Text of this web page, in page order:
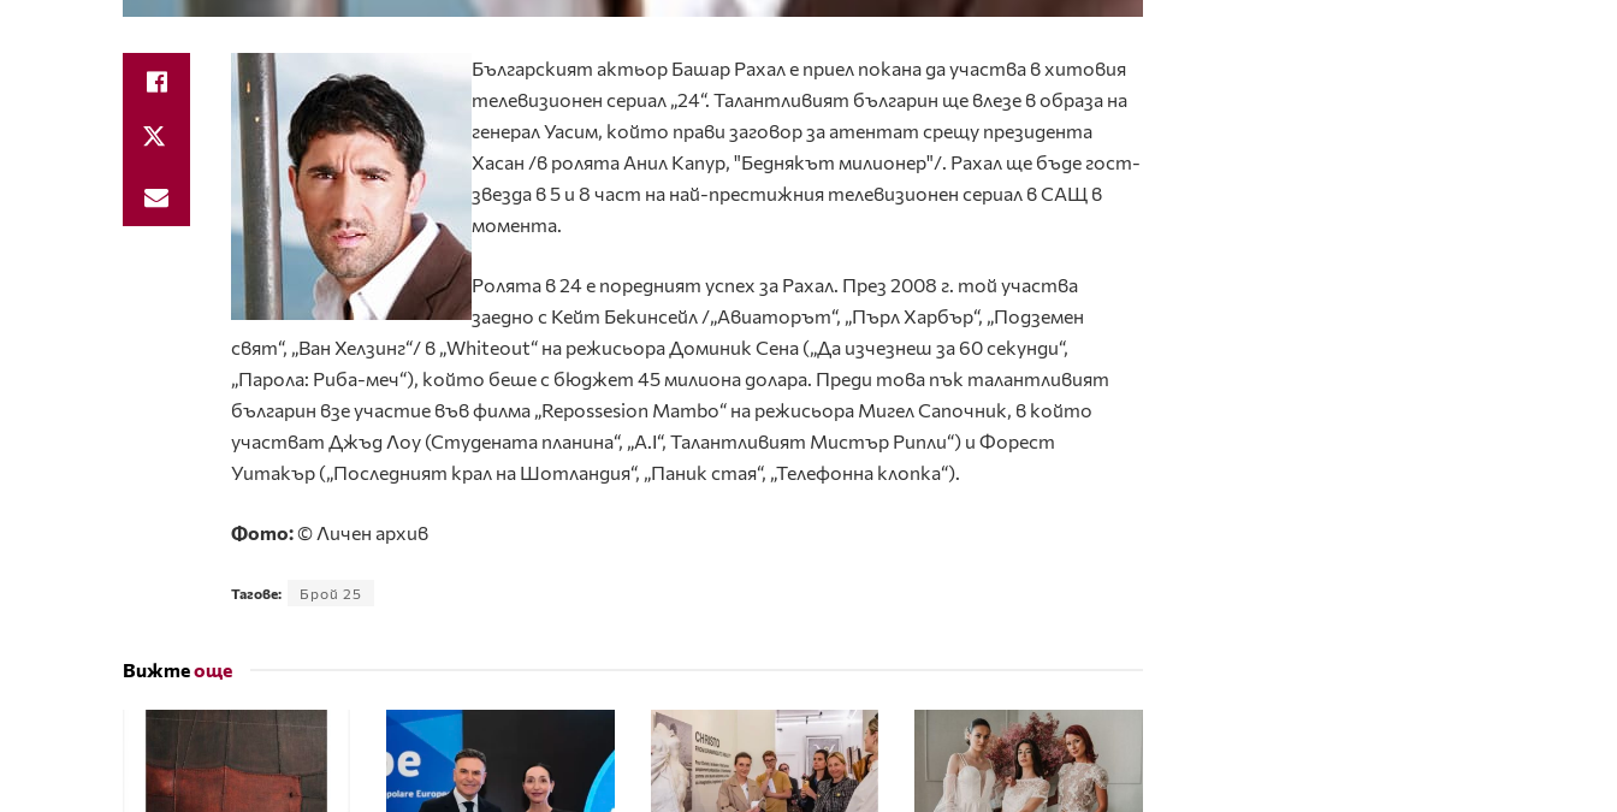
Българският актьор Башар Рахал е приел покана да участва в хитовия
телевизионен сериал „24“. Талантливият българин ще влезе в образа на
генерал Уасим, който прави заговор за атентат срещу президента
Хасан /в ролята Анил Капур, "Беднякът милионер"/. Рахал ще бъде гост-
звезда в 5 и 8 част на най-престижния телевизионен сериал в САЩ в
момента.
Ролята в 24 е поредният успех за Рахал. През 2008 г. той участва
заедно с Кейт Бекинсейл /„Авиаторът“, „Пърл Харбър“, „Подземен
свят“, „Ван Хелзинг“/ в „Whiteout“ на режисьора Доминик Сена („Да изчезнеш за 60 секунди“,
„Парола: Риба-меч“), който беше с бюджет 45 милиона долара. Преди това пък талантливият
българин взе участие във филма „Repossesion Mambo“ на режисьора Мигел Сапочник, в който
участват Джъд Лоу (Студената планина“, „A.I“, Талантливият Мистър Рипли“) и Форест
Уитакър („Последният крал на Шотландия“, „Паник стая“, „Телефонна клопка“).
Фото:© Личен архив
Тагове: Брой 25
Вижтеоще